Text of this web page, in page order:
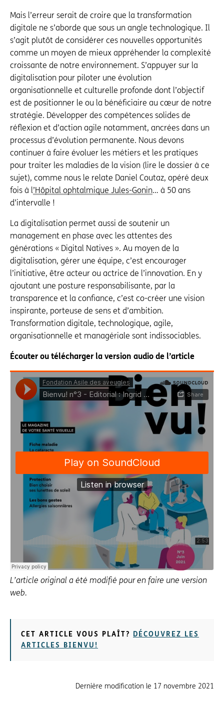
Mais l’erreur serait de croire que la transformation
digitale ne s’aborde que sous un angle technologique. Il
s’agit plutôt de considérer ces nouvelles opportunités
comme un moyen de mieux appréhender la complexité
croissante de notre environnement. S’appuyer sur la
digitalisation pour piloter une évolution
organisationnelle et culturelle profonde dont l’objectif
est de positionner le ou la bénéficiaire au cœur de notre
stratégie. Développer des compétences solides de
réflexion et d’action agile notamment, ancrées dans un
processus d’évolution permanente. Nous devons
continuer à faire évoluer les métiers et les pratiques
pour traiter les maladies de la vision (lire le dossier à ce
sujet), comme nous le relate Daniel Coutaz, opéré deux
fois à l’Hôpital ophtalmique Jules-Gonin… à 50 ans
d’intervalle !
La digitalisation permet aussi de soutenir un
management en phase avec les attentes des
générations « Digital Natives ». Au moyen de la
digitalisation, gérer une équipe, c’est encourager
l’initiative, être acteur ou actrice de l’innovation. En y
ajoutant une posture responsabilisante, par la
transparence et la confiance, c’est co-créer une vision
inspirante, porteuse de sens et d’ambition.
Transformation digitale, technologique, agile,
organisationnelle et managériale sont indissociables.
Écouter ou télécharger la version audio de l’article
L’article original a été modifié pour en faire une version
web.
CET ARTICLE VOUS PLAÎT?
DÉCOUVREZ LES
ARTICLES BIENVU!
Dernière modification le 17 novembre 2021